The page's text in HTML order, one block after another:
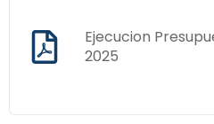
Ejecucion
2025